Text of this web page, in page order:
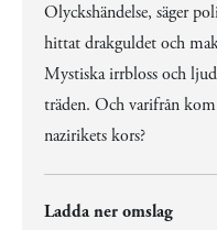
Olyckshändelse, säger
hittat drakguldet och
Mystiska irrbloss och
träden. Och varifrån
nazirikets kors?
Ladda ner omslag